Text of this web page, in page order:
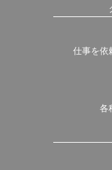
仕事を依
各